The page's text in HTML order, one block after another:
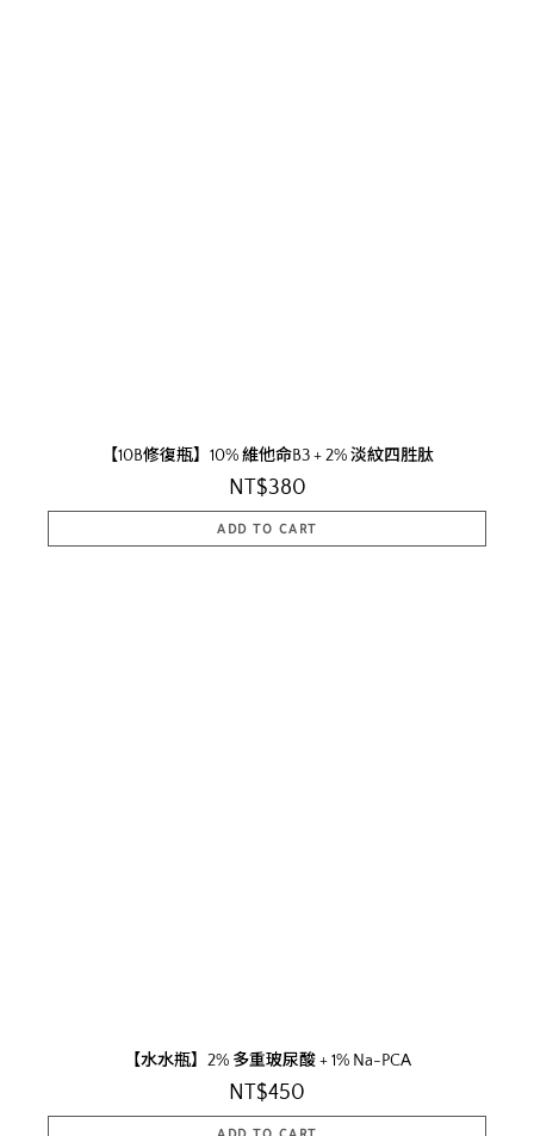
【10B修復瓶】10% 維他命B3 + 2% 淡紋四胜肽
NT$380
【水水瓶】2% 多重玻尿酸 + 1% Na-PCA
NT$450